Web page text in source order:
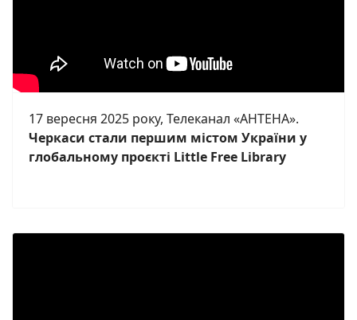
17 вересня 2025 року, Телеканал «АНТЕНА».
Черкаси стали першим містом України у
глобальному проєкті Little Free Library